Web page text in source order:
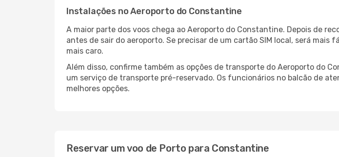
Instalações no Aeroporto do Constantine
A maior parte dos voos chega ao Aeroporto do Constantine. Depois de
antes de sair do aeroporto. Se precisar de um cartão SIM local, será
mais caro.
Além disso, confirme também as opções de transporte do Aeroporto do
um serviço de transporte pré-reservado. Os funcionários no balcão de
melhores opções.
Reservar um voo de Porto para Constantine